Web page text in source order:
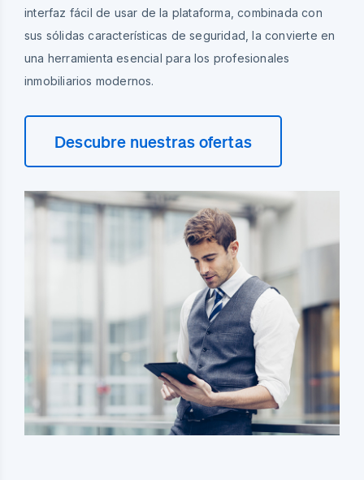
interfaz fácil de usar de la plataforma, combinada con
sus sólidas características de seguridad, la convierte en
una herramienta esencial para los profesionales
inmobiliarios modernos.
Descubre nuestras ofertas